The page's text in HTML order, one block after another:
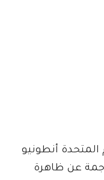
أنطونيو
عن ظاهرة